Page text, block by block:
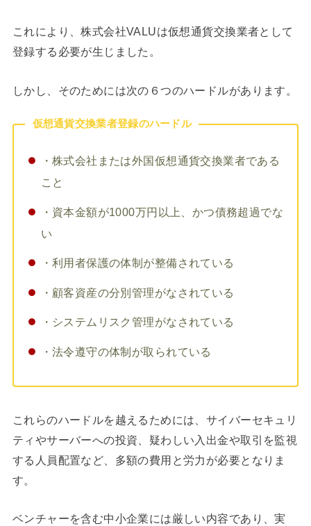
これにより、株式会社VALUは仮想通貨交換業者として
登録する必要が生じました。
しかし、そのためには次の６つのハードルがあります。
仮想通貨交換業者登録のハードル
・株式会社または外国仮想通貨交換業者である
こと
・資本金額が1000万円以上、かつ債務超過でな
い
・利用者保護の体制が整備されている
・顧客資産の分別管理がなされている
・システムリスク管理がなされている
・法令遵守の体制が取られている
これらのハードルを越えるためには、サイバーセキュリ
ティやサーバーへの投資、疑わしい入出金や取引を監視
する人員配置など、多額の費用と労力が必要となりま
す。
ベンチャーを含む中小企業には厳しい内容であり、実